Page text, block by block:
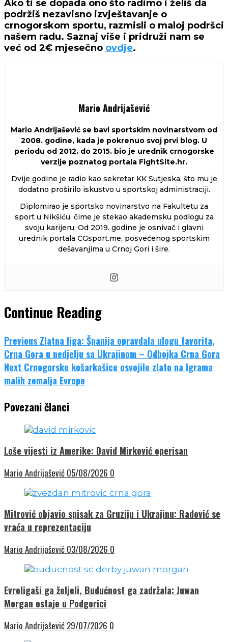
Ako ti se dopada ono što radimo i želiš da
podržiš nezavisno izvještavanje o
crnogorskom sportu, razmisli o maloj podršci
našem radu. Saznaj više i pridruži nam se
već od 2€ mjesečno ovdje.
Mario Andrijašević
Mario Andrijašević se bavi sportskim novinarstvom od
2008. godine, kada je pokrenuo svoj prvi blog. U
periodu od 2012. do 2015. bio je urednik crnogorske
verzije poznatog portala FightSite.hr.
Dvije godine je radio kao sekretar KK Sutjeska, što mu je
dodatno proširilo iskustvo u sportskoj administraciji.
Diplomirao je sportsko novinarstvo na Fakultetu za
sport u Nikšiću, čime je stekao akademsku podlogu za
svoju karijeru. Od 2019. godine je osnivač i glavni
urednik portala CGsport.me, posvećenog sportskim
dešavanjima u Crnoj Gori i šire.
Continue Reading
Previous Zlatna liga: Španija opravdala ulogu favorita,
Crna Gora u nedjelju sa Ukrajinom – Odbojka Crna Gora
Next Crnogorske košarkašice osvojile zlato na Igrama
malih zemalja Evrope
Povezani članci
Loše vijesti iz Amerike: David Mirković operisan
Mario Andrijašević 05/08/2026 0
Mitrović objavio spisak za Gruziju i Ukrajinu: Radović se
vraća u reprezentaciju
Mario Andrijašević 03/08/2026 0
Evroligaši ga željeli, Budućnost ga zadržala: Juwan
Morgan ostaje u Podgorici
Mario Andrijašević 29/07/2026 0